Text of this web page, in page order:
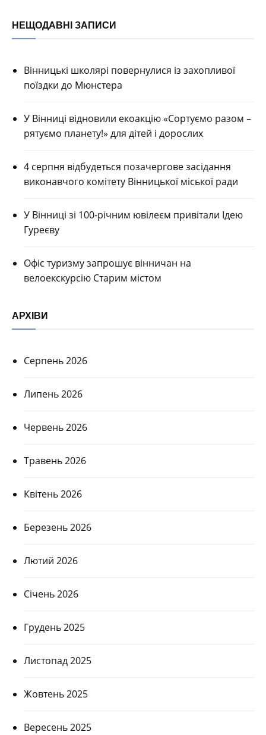
НЕЩОДАВНІ ЗАПИСИ
Вінницькі школярі повернулися із захопливої
поїздки до Мюнстера
У Вінниці відновили екоакцію «Сортуємо разом –
рятуємо планету!» для дітей і дорослих
4 серпня відбудеться позачергове засідання
виконавчого комітету Вінницької міської ради
У Вінниці зі 100-річним ювілеєм привітали Ідею
Гуреєву
Офіс туризму запрошує вінничан на
велоекскурсію Старим містом
АРХІВИ
Серпень 2026
Липень 2026
Червень 2026
Травень 2026
Квітень 2026
Березень 2026
Лютий 2026
Січень 2026
Грудень 2025
Листопад 2025
Жовтень 2025
Вересень 2025